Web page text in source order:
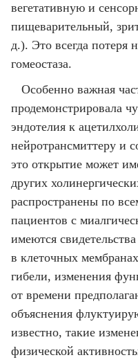
вегетативную и
пищеварительный,
д.). Это всегда потеря
гомеостаза.
Особенно важная
продемонстрировала
эндотелия к
нейротрансмиттеру и
это открытие может
других
распространены по
пациентов с
имеются
в клеточных
гибели, изменения
от времени
объяснения
известно, такие
физической